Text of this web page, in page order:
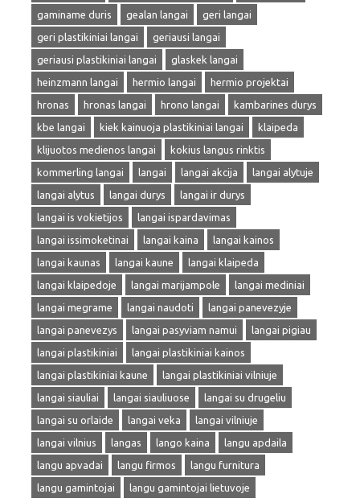
gaminame duris
gealan langai
geri langai
geri plastikiniai langai
geriausi langai
geriausi plastikiniai langai
glaskek langai
heinzmann langai
hermio langai
hermio projektai
hronas
hronas langai hrono langai
kambarines durys
kbe langai
kiek kainuoja plastikiniai langai
klaipeda
klijuotos medienos langai
kokius langus rinktis
kommerling langai
langai langai akcija
langai alytuje
langai alytus
langai durys
langai ir durys
langai is vokietijos
langai ispardavimas
langai issimoketinai
langai kaina
langai kainos
langai kaunas
langai kaune
langai klaipeda
langai klaipedoje
langai marijampole
langai mediniai
langai megrame
langai naudoti
langai panevezyje
langai panevezys
langai pasyviam namui
langai pigiau
langai plastikiniai
langai plastikiniai kainos
langai plastikiniai kaune
langai plastikiniai vilniuje
langai siauliai
langai siauliuose
langai su drugeliu
langai su orlaide
langai veka
langai vilniuje
langai vilnius
langas lango kaina
langu apdaila
langu apvadai
langu firmos
langu furnitura
langu gamintojai
langu gamintojai lietuvoje